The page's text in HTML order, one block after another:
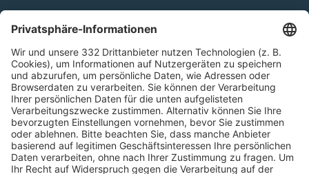
Kontakt
HÄUFIG BESUCHTE SEITEN
Pässe und Vereinswechsel
Trainerausbildung
Schulungsangebot Vereinsmitarbeiter
BFV-Geschäftsstellen
Trainerbörse